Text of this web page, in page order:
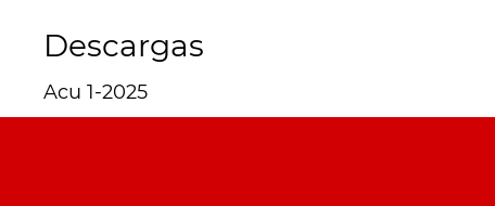
Descargas
Acu 1-2025